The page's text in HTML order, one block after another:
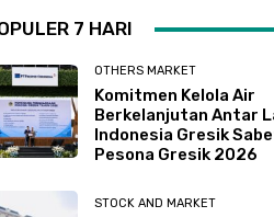
7 HARI
OTHERS MARKET
Komitmen Kelola Air
Berkelanjutan Antar
Indonesia Gresik
Pesona Gresik 2026
STOCK AND MARKET